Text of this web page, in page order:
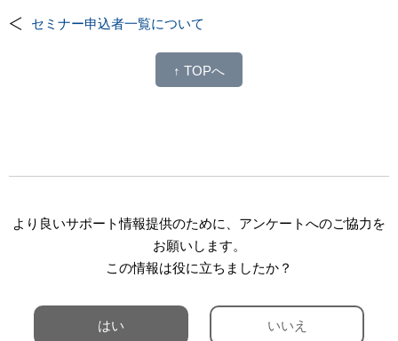
セミナー申込者一覧について
↑ TOPへ
より良いサポート情報提供のために、アンケートへのご協力を
お願いします。
この情報は役に立ちましたか？
はい いいえ